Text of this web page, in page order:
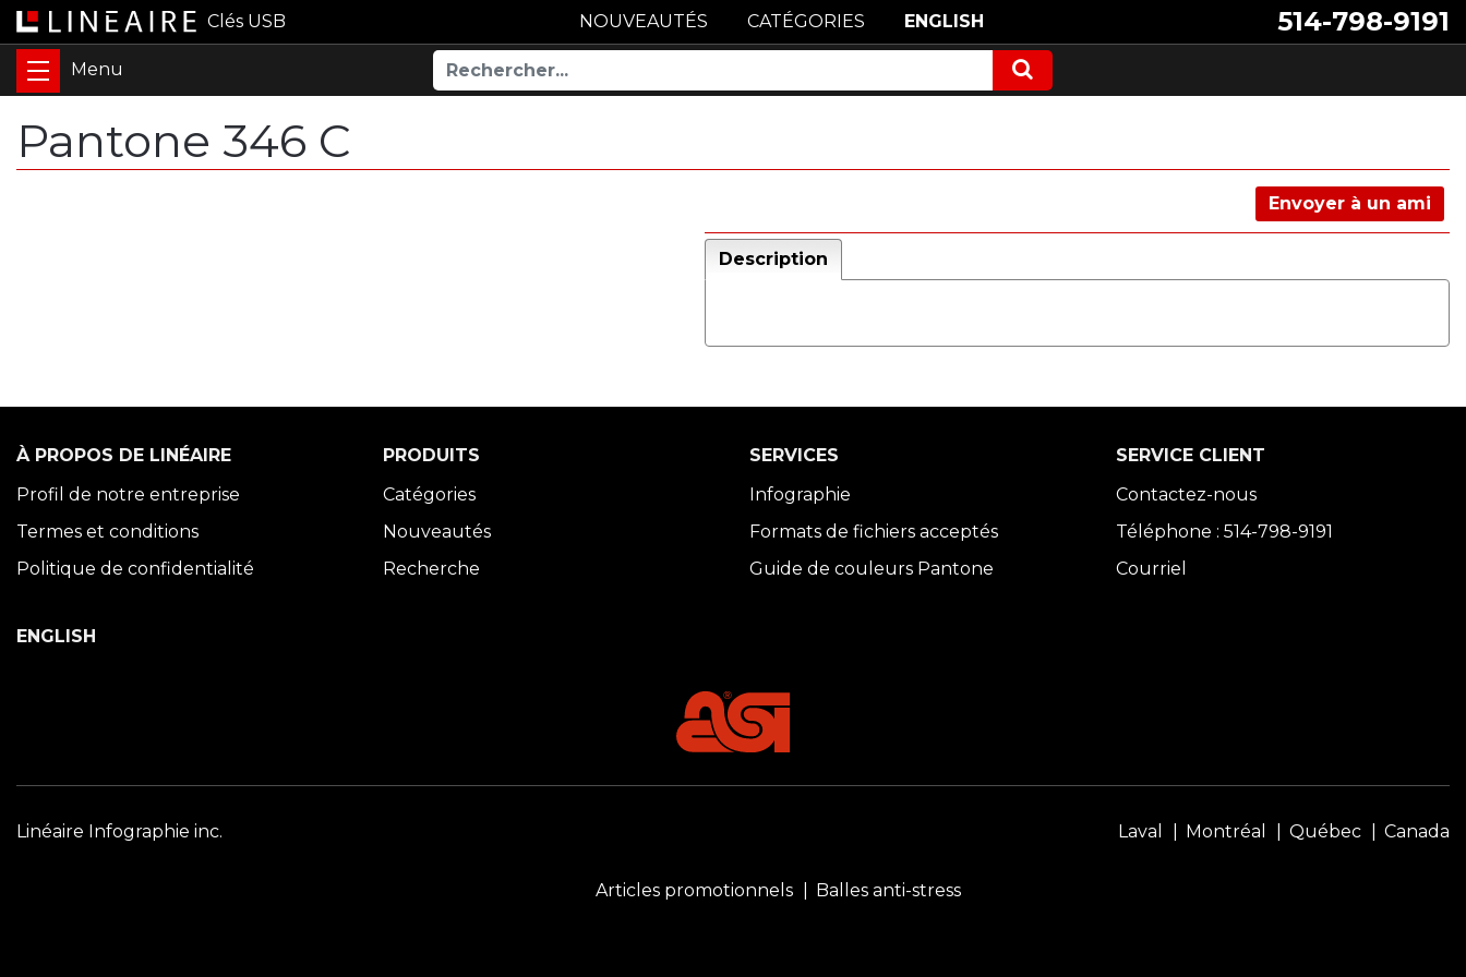
Clés USB 514-798-9191
NOUVEAUTÉS CATÉGORIES ENGLISH
Pantone 346 C
Envoyer à un ami
Description
À PROPOS DE LINÉAIRE
Profil de notre entreprise
Termes et conditions
Politique de confidentialité
PRODUITS
Catégories
Nouveautés
Recherche
SERVICES
Infographie
Formats de fichiers acceptés
Guide de couleurs Pantone
SERVICE CLIENT
Contactez-nous
Téléphone : 514-798-9191
Courriel
ENGLISH
Linéaire Infographie inc. Laval Montréal Québec Canada
Articles promotionnels Balles anti-stress